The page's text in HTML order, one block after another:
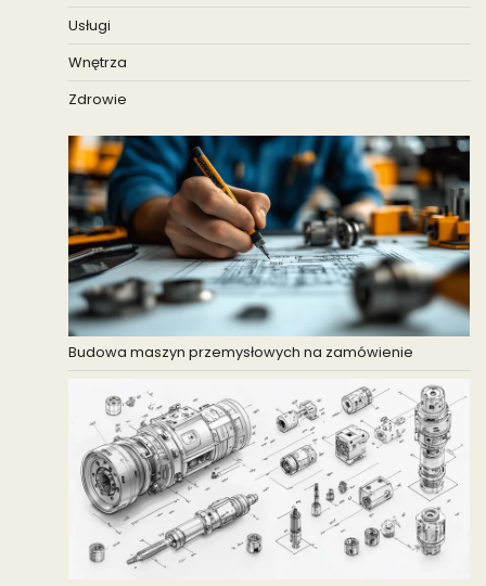
Usługi
Wnętrza
Zdrowie
Budowa maszyn przemysłowych na zamówienie